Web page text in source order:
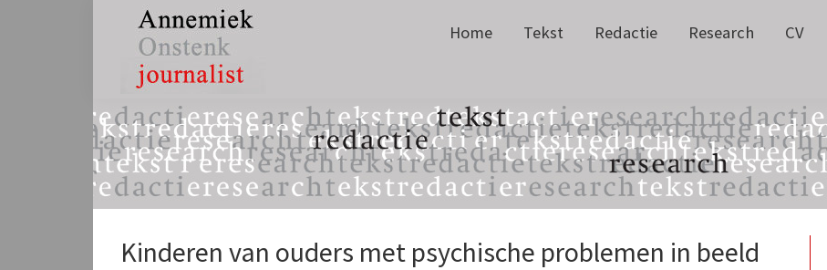
Annemiek
Onstenk
Journalist
tekst,
redactie
&
research
Home Tekst Redactie Research CV
Kinderen van ouders met psychische problemen in beeld